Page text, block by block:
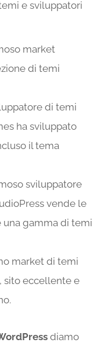
e sviluppatori
market
di temi
di temi
ha sviluppato
il tema
sviluppatore
vende le
una gamma di temi
market di temi
sito eccellente e
diamo